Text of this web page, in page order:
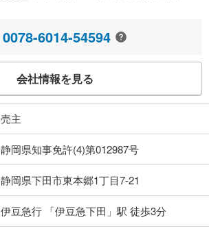
0078-6014-54594
会社情報を見る
売主
静岡県知事免許(4)第012987号
静岡県下田市東本郷1丁目7-21
伊豆急行 「伊豆急下田」駅 徒歩3分